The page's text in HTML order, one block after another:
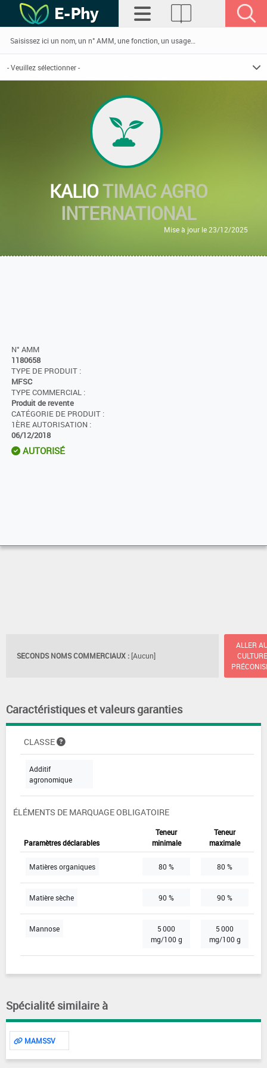
KALIOTIMAC AGRO
INTERNATIONAL
Mise à jour le 23/12/2025
N° AMM
1180658
TYPE DE PRODUIT :
MFSC
TYPE COMMERCIAL :
Produit de revente
CATÉGORIE DE PRODUIT :
1ÈRE AUTORISATION :
06/12/2018
AUTORISÉ
SECONDS NOMS COMMERCIAUX : [Aucun]
ALLER
Caractéristiques et valeurs garanties
CLASSE
Additif
agronomique
ÉLÉMENTS DE MARQUAGE OBLIGATOIRE
Paramètres déclarables
Teneur
minimale
Teneur
maximale
Matières organiques 80 % 80 %
Matière sèche 90 % 90 %
Mannose
5 000
mg/100 g
5 000
mg/100 g
Spécialité similaire à
MAMSSV